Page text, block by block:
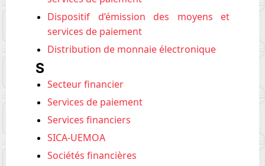
Dispositif d’émission des moyens et
services de paiement
Distribution de monnaie électronique
S
Secteur financier
Services de paiement
Services financiers
SICA-UEMOA
Sociétés financières